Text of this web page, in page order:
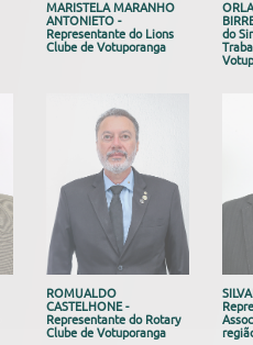
MARISTELA MARANHO
ANTONIETO -
Representante do Lions
Clube de Votuporanga
do
ROMUALDO
CASTELHONE -
Representante do Rotary
Clube de Votuporanga